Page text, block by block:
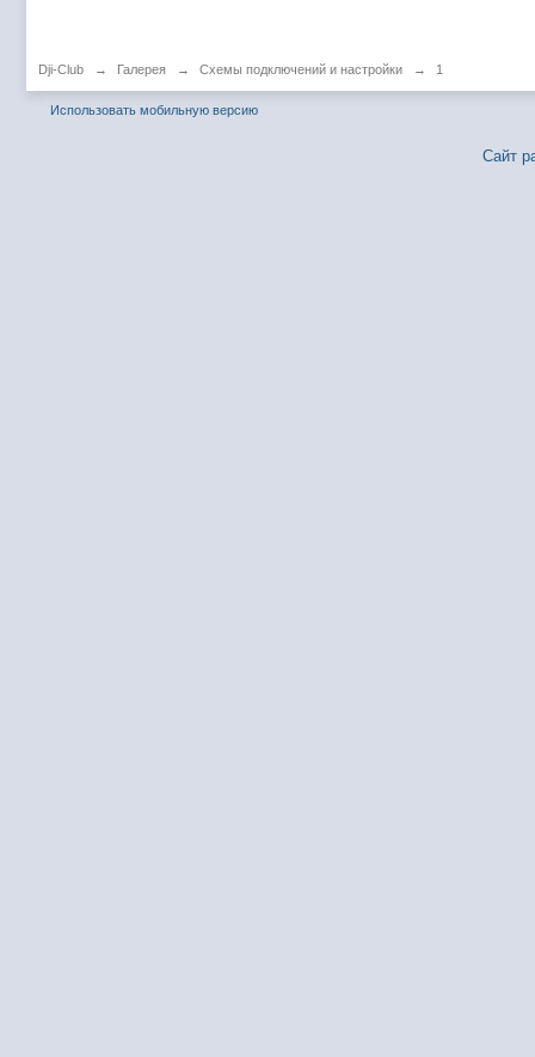
Dji-Club → Галерея → Схемы подключений и настройки → 1
Использовать мобильную версию
Сайт